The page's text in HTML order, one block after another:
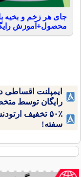
محصول+آموزش
ایمپلنت اقساطی
رایگان توسط
۵۰٪ تخفیف
سفته!